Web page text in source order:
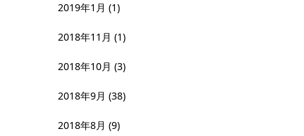
2019年1月 (1)
2018年11月 (1)
2018年10月 (3)
2018年9月 (38)
2018年8月 (9)